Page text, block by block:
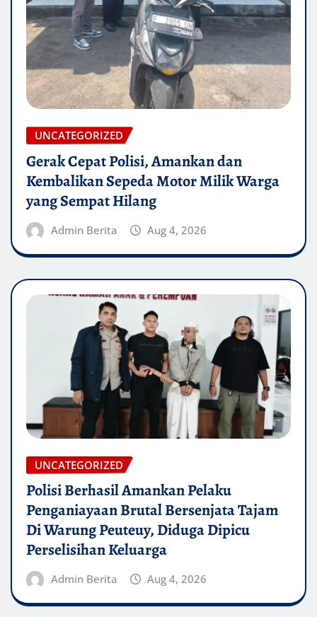
UNCATEGORIZED
Gerak Cepat Polisi, Amankan dan
Kembalikan Sepeda Motor Milik Warga
yang Sempat Hilang
Admin Berita Aug 4, 2026
UNCATEGORIZED
Polisi Berhasil Amankan Pelaku
Penganiayaan Brutal Bersenjata Tajam
Di Warung Peuteuy, Diduga Dipicu
Perselisihan Keluarga
Admin Berita Aug 4, 2026